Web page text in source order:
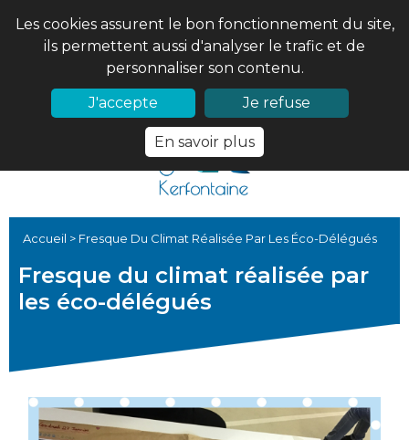
Les cookies assurent le bon fonctionnement du site,
ils permettent aussi d'analyser le trafic et de
personnaliser son contenu.
J'accepte
Je refuse
En savoir plus
02 97 56 61 18
Accueil > Fresque Du Climat Réalisée Par Les Éco-Délégués
Fresque du climat réalisée par
les éco-délégués